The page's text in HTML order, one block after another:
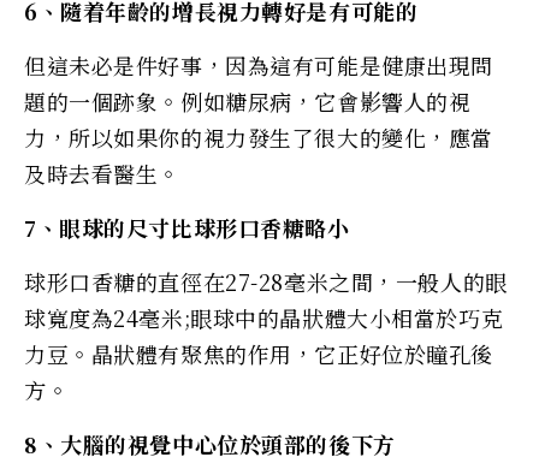
6、隨着年齡的增長視力轉好是有可能的
但這未必是件好事，因為這有可能是健康出現問
題的一個跡象。例如糖尿病，它會影響人的視
力，所以如果你的視力發生了很大的變化，應當
及時去看醫生。
7、眼球的尺寸比球形口香糖略小
球形口香糖的直徑在27-28毫米之間，一般人的眼
球寬度為24毫米;眼球中的晶狀體大小相當於巧克
力豆。晶狀體有聚焦的作用，它正好位於瞳孔後
方。
8、大腦的視覺中心位於頭部的後下方